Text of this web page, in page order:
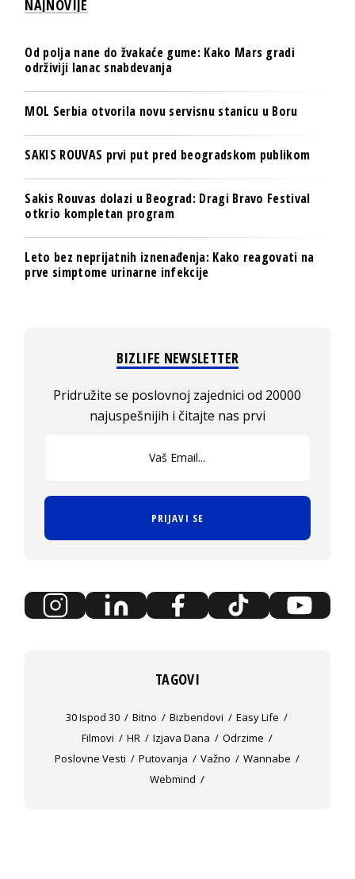
NAJNOVIJE
Od polja nane do žvakaće gume: Kako Mars gradi
održiviji lanac snabdevanja
MOL Serbia otvorila novu servisnu stanicu u Boru
SAKIS ROUVAS prvi put pred beogradskom publikom
Sakis Rouvas dolazi u Beograd: Dragi Bravo Festival
otkrio kompletan program
Leto bez neprijatnih iznenađenja: Kako reagovati na
prve simptome urinarne infekcije
BIZLIFE NEWSLETTER
Pridružite se poslovnoj zajednici od 20000
najuspešnijih i čitajte nas prvi
PRIJAVI SE
TAGOVI
30 Ispod 30 Bitno Bizbendovi
Easy Life
Filmovi
HR Izjava Dana
Odrzime
Poslovne Vesti
Putovanja Važno
Wannabe
Webmind